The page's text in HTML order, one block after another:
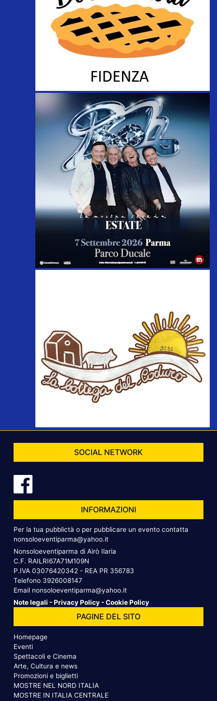
SOCIAL NETWORK
INFORMAZIONI
Per la tua pubblictà o per pubblicare un evento contatta
nonsoloeventiparma@yahoo.it
Nonsoloeventiparma di Airò Ilaria
C.F. RAILRI67A71M109N
P.IVA 03076420342 - REA PR 356783
Telefono 3926008147
Email nonsoloeventiparma@yahoo.it
Note legali -Privacy Policy -Cookie Policy
PAGINE DEL SITO
Homepage
Eventi
Spettacoli e Cinema
Arte, Cultura e news
Promozioni e biglietti
MOSTRE NEL NORD ITALIA
MOSTRE IN ITALIA CENTRALE